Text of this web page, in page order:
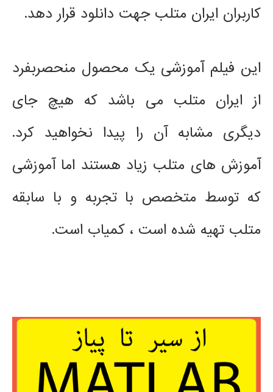
کاربران ایران متلب جهت دانلود قرار دهد.
این فیلم آموزشی یک محصول منحصربفرد
از ایران متلب می باشد که هیچ جای
دیگری مشابه آن را پیدا نخواهید کرد.
آموزش های متلب زیاد هستند اما آموزشی
که توسط متخصص با تجربه و با سابقه
متلب تهیه شده است ، کمیاب است.